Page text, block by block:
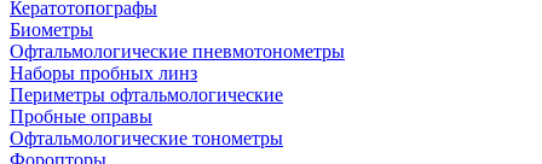
Кератотопографы
Биометры
Офтальмологические пневмотонометры
Наборы пробных линз
Периметры офтальмологические
Пробные оправы
Офтальмологические тонометры
Форопторы